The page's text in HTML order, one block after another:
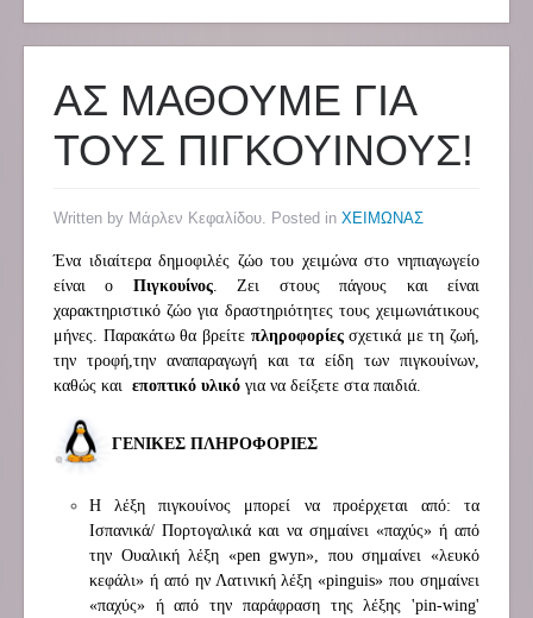
ΑΣ ΜΑΘΟΥΜΕ ΓΙΑ
ΤΟΥΣ ΠΙΓΚΟΥΙΝΟΥΣ!
Written by Μάρλεν Κεφαλίδου. Posted in ΧΕΙΜΩΝΑΣ
Ένα ιδιαίτερα δημοφιλές ζώο του χειμώνα στο νηπιαγωγείο
είναι ο Πιγκουίνος. Ζει στους πάγους και είναι
χαρακτηριστικό ζώο για δραστηριότητες τους χειμωνιάτικους
μήνες. Παρακάτω θα βρείτε πληροφορίεςσχετικά με τη ζωή,
την τροφή,την αναπαραγωγή και τα είδη των πιγκουίνων,
καθώς και εποπτικό υλικό για να δείξετε στα παιδιά.
ΓΕΝΙΚΕΣ ΠΛΗΡΟΦΟΡΙΕΣ
Η λέξη πιγκουίνος μπορεί να προέρχεται από: τα
Ισπανικά/ Πορτογαλικά και να σημαίνει «παχύς» ή από
την Ουαλική λέξη «pen gwyn», που σημαίνει «λευκό
κεφάλι» ή από ην Λατινική λέξη «pinguis» που σημαίνει
«παχύς» ή από την παράφραση της λέξης 'pin-wing'